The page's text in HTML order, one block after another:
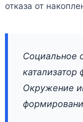
отказа от
Социальное
катализатор
Окружение